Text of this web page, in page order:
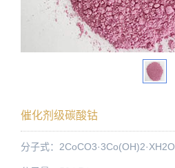
催化剂级碳酸钴
分子式：2CoCO3·3Co(OH)2·XH2O